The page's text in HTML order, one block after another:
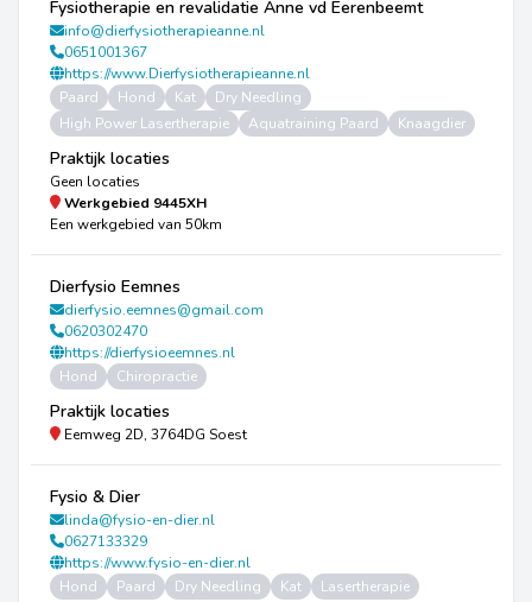
Fysiotherapie en revalidatie Anne vd Eerenbeemt
info@dierfysiotherapieanne.nl
0651001367
https://www.Dierfysiotherapieanne.nl
Paard
Hond Kat
Dry Needling
High Power Lasertherapie
Aquatraining Paard Knaagdier
Praktijk locaties
Geen locaties
Werkgebied 9445XH
Een werkgebied van 50km
Dierfysio Eemnes
dierfysio.eemnes@gmail.com
0620302470
https://dierfysioeemnes.nl
Hond
Chiropractie
Praktijk locaties
Eemweg 2D, 3764DG Soest
Fysio & Dier
linda@fysio-en-dier.nl
0627133329
https://www.fysio-en-dier.nl
Hond
Paard Dry Needling Kat Lasertherapie